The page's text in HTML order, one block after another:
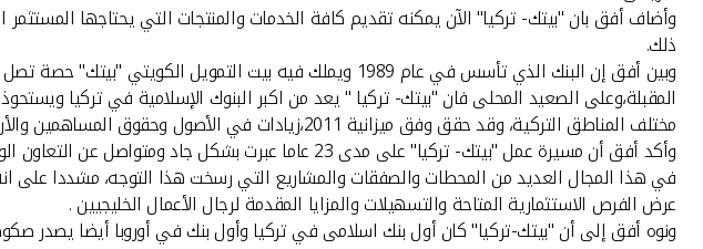
وأضاف أفق بان "بيتك- تركيا" الآن يمكنه تقديم كافة الخدمات والمنتجات التي يحتاجها
ذلك.
مختلف المناطق التركية، وقد حقق وفق ميزانية 2011،زيادات في الأصول وحقوق المساهمين والأرباح،تتراوح بين 54 إلى 25 في المئة.
وأكد أفق أن مسيرة عمل "بيتك- تركيا" على مدى 23 عاما
في هذا المجال العديد من المحطات والصفقات والمشاريع التي رسخت هذا التوجه، مشددا على انه
عرض الفرص الاستثمارية المتاحة والتسهيلات والمزايا المقدمة لرجال الأعمال الخليجيين .
ونوه أفق إلى أن "بيتك-تركيا" كان أول بنك اسلامى في تركيا وأول بنك في أوروبا أيضا يصدر صكوكا بلغت قيمتها 350 مليون دولار امريكى على صفقتين متتاليتين،وقد فاز